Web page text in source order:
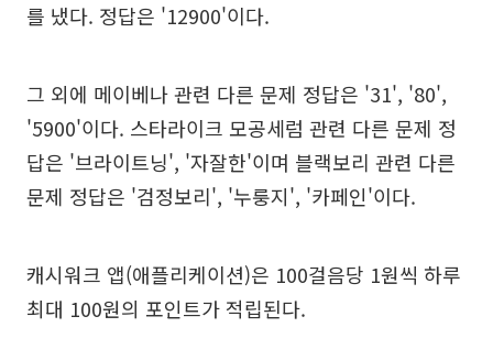
를 냈다. 정답은 '12900'이다.
그 외에 메이베나 관련 다른 문제 정답은 '31', '80',
'5900'이다. 스타라이크 모공세럼 관련 다른 문제 정
답은 '브라이트닝', '자잘한'이며 블랙보리 관련 다른
문제 정답은 '검정보리', '누룽지', '카페인'이다.
캐시워크 앱(애플리케이션)은 100걸음당 1원씩 하루
최대 100원의 포인트가 적립된다.